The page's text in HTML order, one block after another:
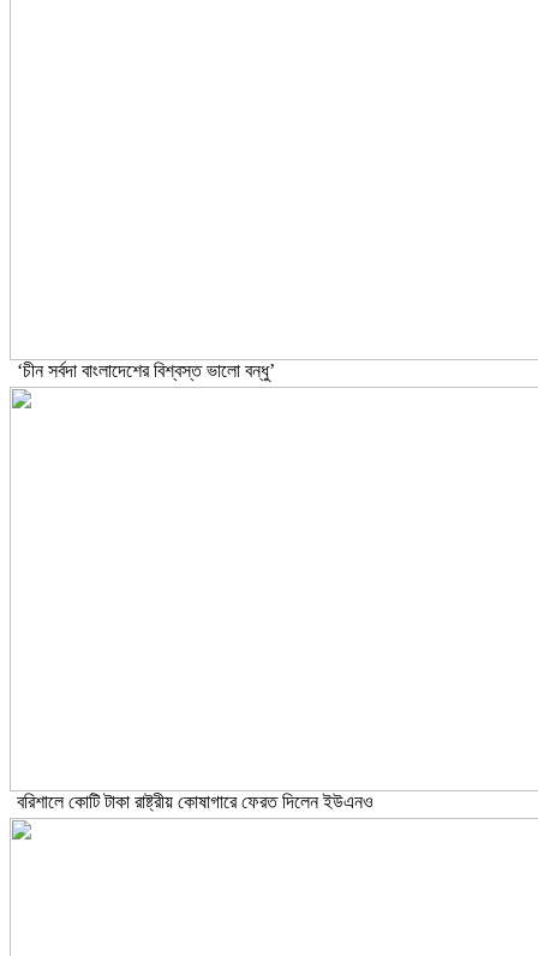
‘চীন সর্বদা বাংলাদেশের বিশ্বস্ত ভালো বন্ধু’
বরিশালে কোটি টাকা রাষ্ট্রীয় কোষাগারে ফেরত দিলেন ইউএনও